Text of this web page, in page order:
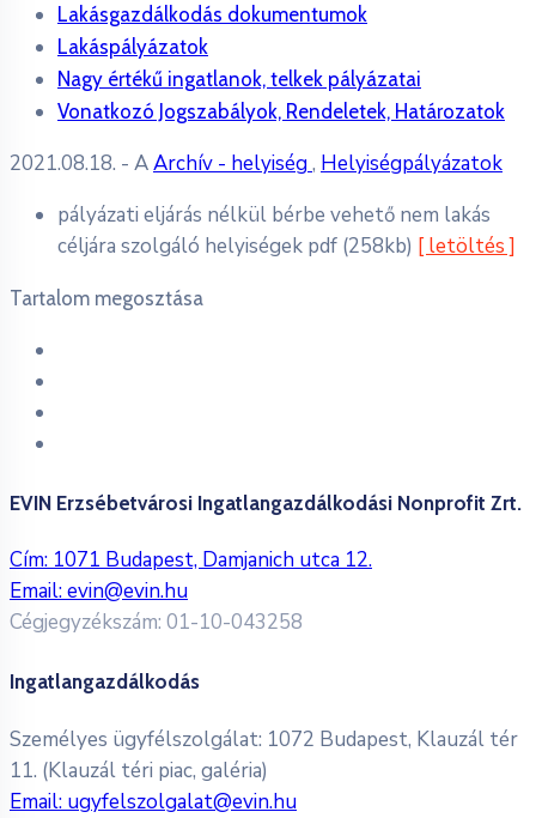
Lakásgazdálkodás dokumentumok
Lakáspályázatok
Nagy értékű ingatlanok, telkek pályázatai
Vonatkozó Jogszabályok, Rendeletek, Határozatok
2021.08.18. - AArchív - helyiség, Helyiségpályázatok
pályázati eljárás nélkül bérbe vehető nem lakás
céljára szolgáló helyiségek pdf (258kb) [ letöltés ]
Tartalom megosztása
EVIN Erzsébetvárosi Ingatlangazdálkodási Nonprofit Zrt.
Cím: 1071 Budapest, Damjanich utca 12.
Email:evin@evin.hu
Cégjegyzékszám: 01-10-043258
Ingatlangazdálkodás
Személyes ügyfélszolgálat: 1072 Budapest, Klauzál tér
11. (Klauzál téri piac, galéria)
Email: ugyfelszolgalat@evin.hu